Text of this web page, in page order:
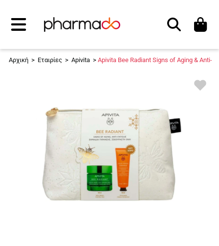
Αναζήτηση
Αρχική > Εταιρίες > Apivita > Apivita Bee Radiant Signs of Aging & Anti-